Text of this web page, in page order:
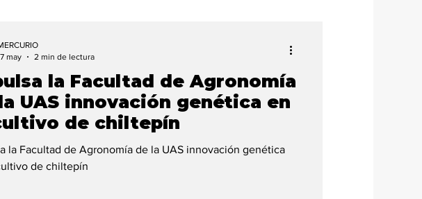
la Facultad de Agronomía
UAS innovación genética en
de chiltepín
la Facultad de Agronomía de la UAS innovación genética
de chiltepín
may
2 min de lectura